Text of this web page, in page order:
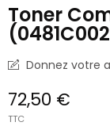
Toner
Donnez votre
72,50 €
TTC